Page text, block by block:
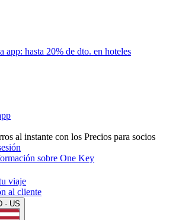
app: hasta 20% de dto. en hoteles
al instante con los Precios para socios
sobre One Key
viaje
al cliente
· US